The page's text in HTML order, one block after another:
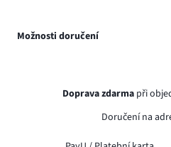
Možnosti doručení
Doprava zdarma při
Doručení na